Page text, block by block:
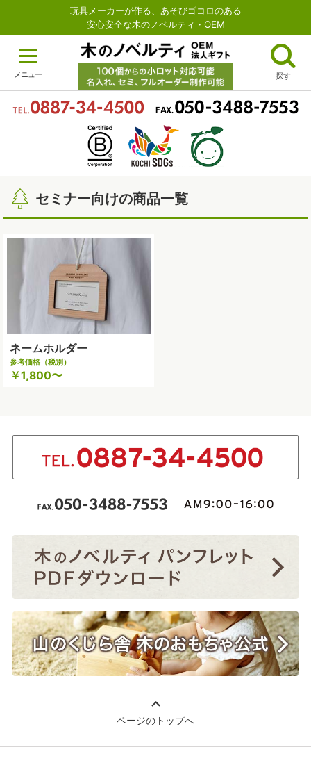
玩具メーカーが作る、あそびゴコロのある
安心安全な木のノベルティ・OEM
メニュー 探す
セミナー向けの商品一覧
ネームホルダー
参考価格（税別）
￥1,800〜
ページのトップへ